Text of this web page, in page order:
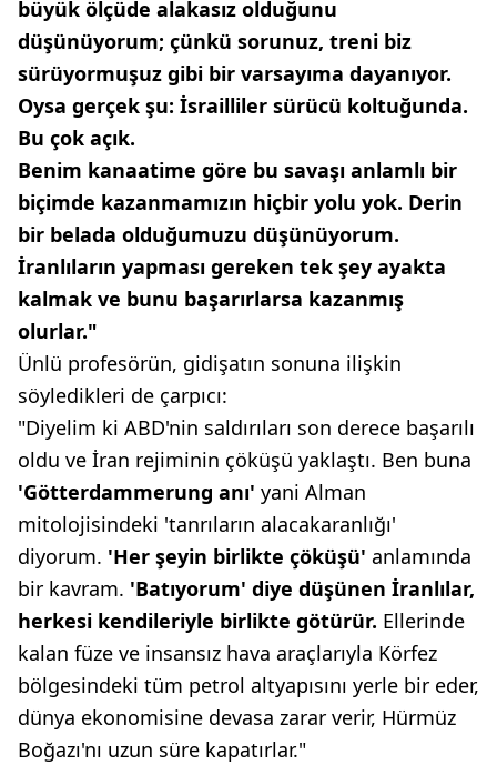
büyük ölçüde alakasız olduğunu
düşünüyorum; çünkü sorunuz, treni biz
sürüyormuşuz gibi bir varsayıma dayanıyor.
Oysa gerçek şu: İsrailliler sürücü koltuğunda.
Bu çok açık.
Benim kanaatime göre bu savaşı anlamlı bir
biçimde kazanmamızın hiçbir yolu yok. Derin
bir belada olduğumuzu düşünüyorum.
İranlıların yapması gereken tek şey ayakta
kalmak ve bunu başarırlarsa kazanmış
olurlar."
Ünlü profesörün, gidişatın sonuna ilişkin
söyledikleri de çarpıcı:
"Diyelim ki ABD'nin saldırıları son derece başarılı
oldu ve İran rejiminin çöküşü yaklaştı. Ben buna
'Götterdammerung anı' yani Alman
mitolojisindeki 'tanrıların alacakaranlığı'
diyorum. 'Her şeyin birlikte çöküşü' anlamında
bir kavram. 'Batıyorum' diye düşünen İranlılar,
herkesi kendileriyle birlikte götürür. Ellerinde
kalan füze ve insansız hava araçlarıyla Körfez
bölgesindeki tüm petrol altyapısını yerle bir eder,
dünya ekonomisine devasa zarar verir, Hürmüz
Boğazı'nı uzun süre kapatırlar."